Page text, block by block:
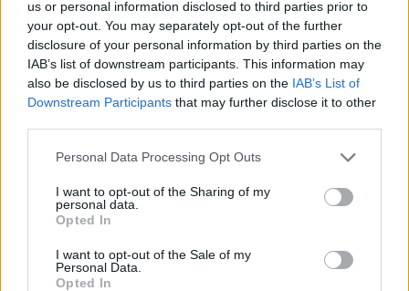
us or personal information disclosed to third parties prior to
your opt-out. You may separately opt-out of the further
disclosure of your personal information by third parties on the
IAB’s list of downstream participants. This information may
also be disclosed by us to third parties on the IAB’s List of
Downstream Participants that may further disclose it to other
Personal Data Processing Opt Outs
I want to opt-out of the Sharing of my
personal data.
Opted In
I want to opt-out of the Sale of my
Personal Data.
Opted In